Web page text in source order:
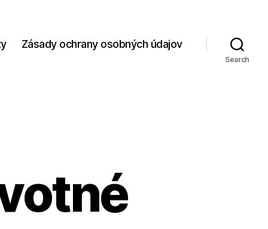
Zásady ochrany osobných údajov
Search